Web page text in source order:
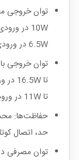
توان خروجی
10W در ورودی 230V AC
6.5W در ورودی 85–265V AC
توان خروجی
تا 16.5W در ورودی 230V AC
تا 11W در ورودی 85–265V AC
حفاظت‌ها:
حد، اتصال
توان مصرفی